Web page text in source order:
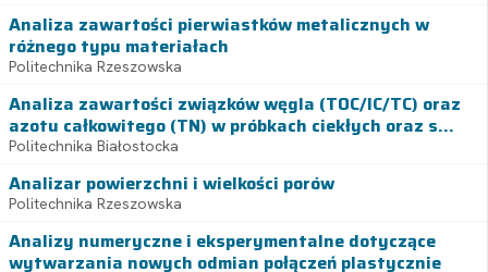
Analiza zawartości pierwiastków metalicznych w
różnego typu materiałach
Politechnika Rzeszowska
Analiza zawartości związków węgla (TOC/IC/TC) oraz
azotu całkowitego (TN) w próbkach ciekłych oraz s...
Politechnika Białostocka
Analizar powierzchni i wielkości porów
Politechnika Rzeszowska
Analizy numeryczne i eksperymentalne dotyczące
wytwarzania nowych odmian połączeń plastycznie